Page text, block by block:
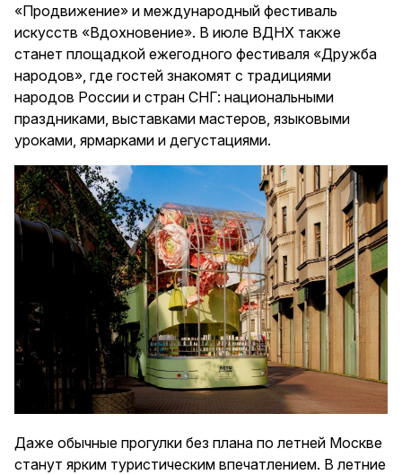
«Продвижение» и международный фестиваль
искусств «Вдохновение». В июле ВДНХ также
станет площадкой ежегодного фестиваля «Дружба
народов», где гостей знакомят с традициями
народов России и стран СНГ: национальными
праздниками, выставками мастеров, языковыми
уроками, ярмарками и дегустациями.
Даже обычные прогулки без плана по летней Москве
станут ярким туристическим впечатлением. В летние